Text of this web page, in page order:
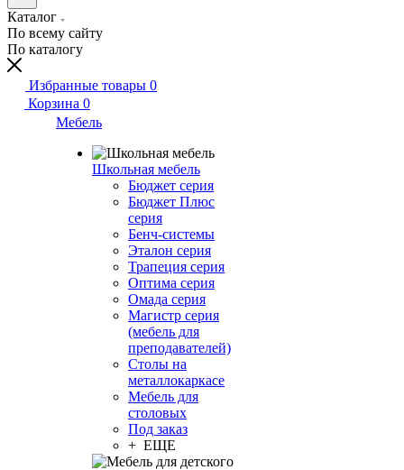
Каталог
По всему сайту
По каталогу
Избранные товары 0
Корзина 0
Мебель
Школьная мебель
Бюджет серия
Бюджет Плюс
серия
Бенч-системы
Эталон серия
Трапеция серия
Оптима серия
Омада серия
Магистр серия
(мебель для
преподавателей)
Столы на
металлокаркасе
Мебель для
столовых
Под заказ
+ ЕЩЕ